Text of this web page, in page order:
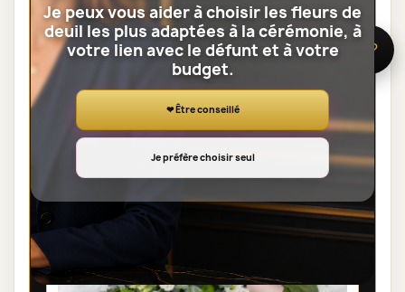
Voir toute la catégorie
GERBES DE FLEURS DEUIL
🌸 Besoin d’aide ?
Je peux vous aider à choisir les fleurs de
deuil les plus adaptées à la cérémonie, à
votre lien avec le défunt et à votre
budget.
❤ Être conseillé
Je préfère choisir seul